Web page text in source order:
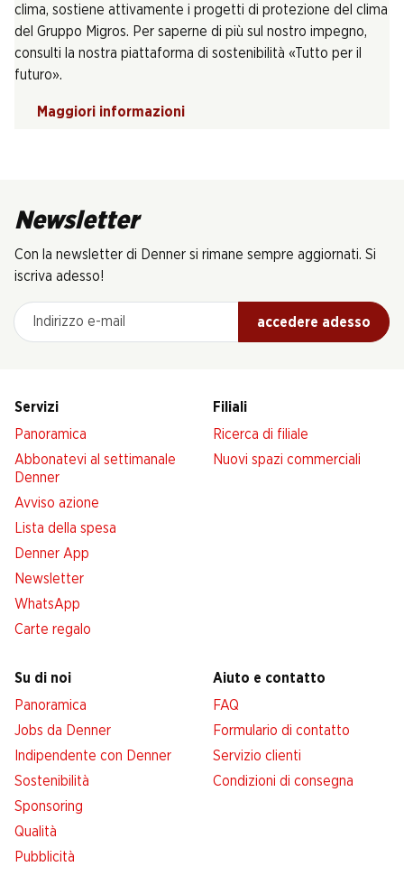
clima, sostiene attivamente i progetti di protezione del clima
del Gruppo Migros. Per saperne di più sul nostro impegno,
consulti la nostra piattaforma di sostenibilità «Tutto per il
futuro».
Maggiori informazioni
Newsletter
Con la newsletter di Denner si rimane sempre aggiornati. Si
iscriva adesso!
Indirizzo e-mail
accedere adesso
Servizi
Panoramica
Abbonatevi al settimanale
Denner
Avviso azione
Lista della spesa
Denner App
Newsletter
WhatsApp
Carte regalo
Filiali
Ricerca di filiale
Nuovi spazi commerciali
Su di noi
Panoramica
Jobs da Denner
Indipendente con Denner
Sostenibilità
Sponsoring
Qualità
Pubblicità
Aiuto e contatto
FAQ
Formulario di contatto
Servizio clienti
Condizioni di consegna